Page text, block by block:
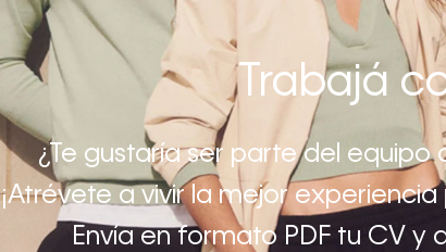
Trabajá
¿Te gustaría ser parte del
¡Atrévete a vivir la mejor
Envía en formato PDF tu CV y